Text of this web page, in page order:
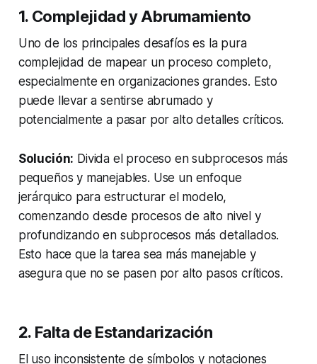
1. Complejidad y Abrumamiento
Uno de los principales desafíos es la pura
complejidad de mapear un proceso completo,
especialmente en organizaciones grandes. Esto
puede llevar a sentirse abrumado y
potencialmente a pasar por alto detalles críticos.
Solución: Divida el proceso en subprocesos más
pequeños y manejables. Use un enfoque
jerárquico para estructurar el modelo,
comenzando desde procesos de alto nivel y
profundizando en subprocesos más detallados.
Esto hace que la tarea sea más manejable y
asegura que no se pasen por alto pasos críticos.
2. Falta de Estandarización
El uso inconsistente de símbolos y notaciones